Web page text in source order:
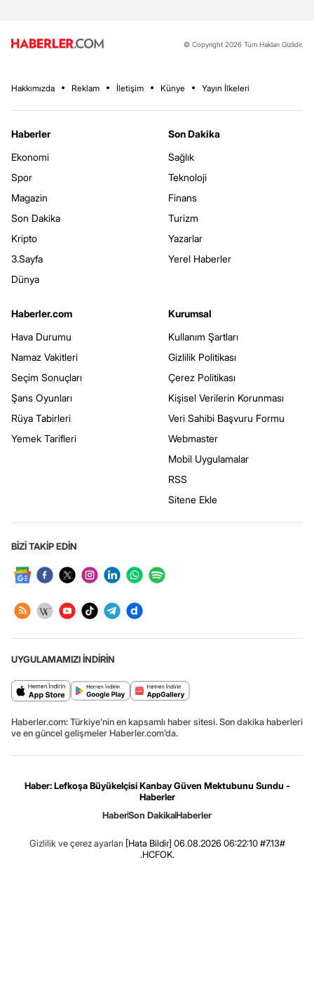
© Copyright 2026 Tüm Hakları Gizlidir.
Hakkımızda Reklam İletişim Künye Yayın İlkeleri
Haberler
Ekonomi
Spor
Magazin
Son Dakika
Kripto
3.Sayfa
Dünya
Son Dakika
Sağlık
Teknoloji
Finans
Turizm
Yazarlar
Yerel Haberler
Haberler.com
Hava Durumu
Namaz Vakitleri
Seçim Sonuçları
Şans Oyunları
Rüya Tabirleri
Yemek Tarifleri
Kurumsal
Kullanım Şartları
Gizlilik Politikası
Çerez Politikası
Kişisel Verilerin Korunması
Veri Sahibi Başvuru Formu
Webmaster
Mobil Uygulamalar
RSS
Sitene Ekle
BİZİ TAKİP EDİN
UYGULAMAMIZI İNDİRİN
Haberler.com: Türkiye’nin en kapsamlı haber sitesi. Son dakika haberleri
ve en güncel gelişmeler Haberler.com’da.
Haber: Lefkoşa Büyükelçisi Kanbay Güven Mektubunu Sundu -
Haberler
HaberSon DakikaHaberler
Gizlilik ve çerez ayarları [Hata Bildir] 06.08.2026 06:22:10 #7.13#
.HCFOK.